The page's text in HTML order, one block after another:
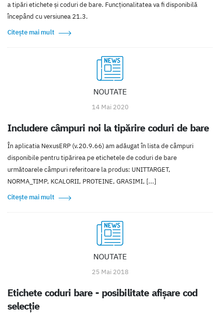
a tipări etichete și coduri de bare. Funcționalitatea va fi disponibilă
începând cu versiunea 21.3.
Citește mai mult
NOUTATE
14 Mai 2020
Includere câmpuri noi la tipărire coduri de bare
În aplicatia NexusERP (v.20.9.66) am adăugat în lista de câmpuri
disponibile pentru tipărirea pe etichetele de coduri de bare
următoarele câmpuri referitoare la produs: UNITTARGET,
NORMA_TIMP, KCALORII, PROTEINE, GRASIMI, [...]
Citește mai mult
NOUTATE
25 Mai 2018
Etichete coduri bare - posibilitate afișare cod
selecție